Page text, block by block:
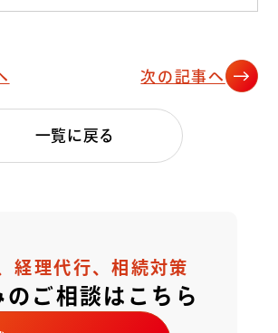
一覧に戻る
次の記事へ
経理代行、相続対策
のご相談はこちら